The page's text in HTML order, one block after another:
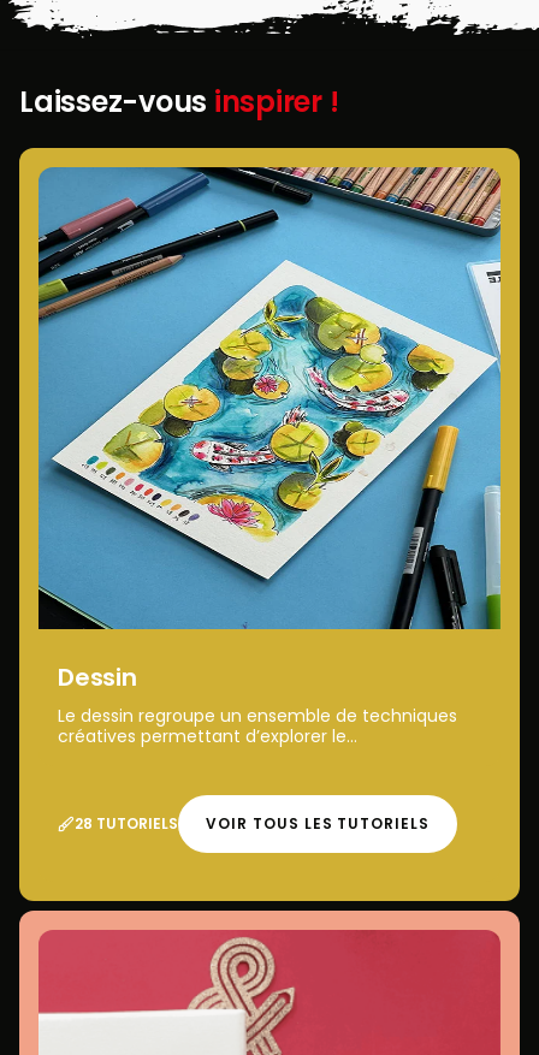
Laissez-vous inspirer !
Dessin
Le dessin regroupe un ensemble de techniques
créatives permettant d’explorer le...
28 TUTORIELS VOIR TOUS LES TUTORIELS